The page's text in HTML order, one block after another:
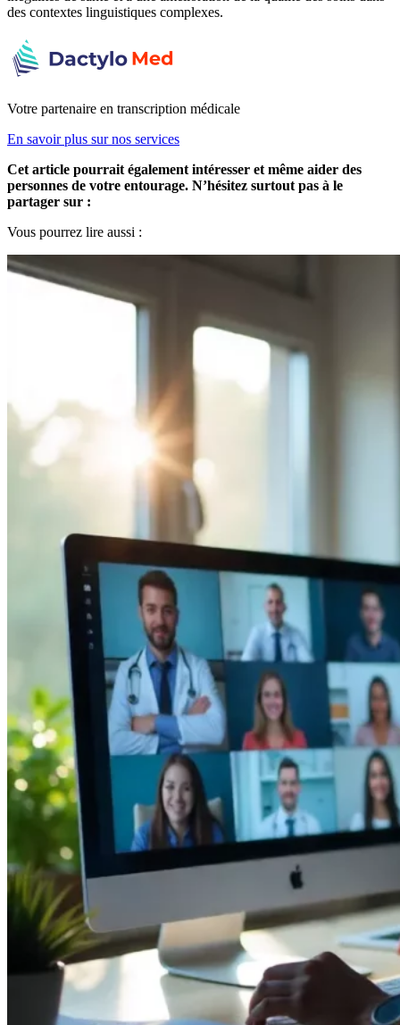
des contextes linguistiques complexes.
Votre partenaire en transcription médicale
En savoir plus sur nos services
Cet article pourrait également intéresser et même aider des
personnes de votre entourage. N’hésitez surtout pas à le
partager sur :
Vous pourrez lire aussi :